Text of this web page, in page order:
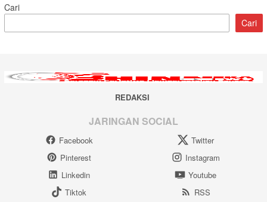
Cari
Cari
REDAKSI
JARINGAN SOCIAL
Facebook
Twitter
Pinterest
Instagram
Linkedin
Youtube
Tiktok
RSS